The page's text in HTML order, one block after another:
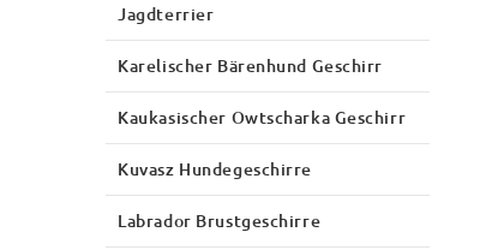
Jagdterrier
Karelischer Bärenhund Geschirr
Kaukasischer Owtscharka Geschirr
Kuvasz Hundegeschirre
Labrador Brustgeschirre